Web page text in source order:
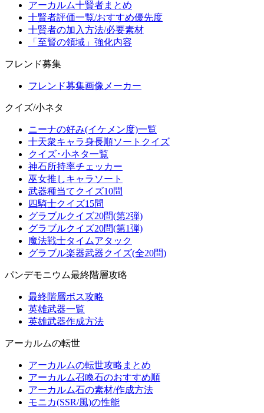
アーカルム十賢者まとめ
十賢者評価一覧/おすすめ優先度
十賢者の加入方法/必要素材
「至賢の領域」強化内容
フレンド募集
フレンド募集画像メーカー
クイズ/小ネタ
ニーナの好み(イケメン度)一覧
十天衆キャラ身長順ソートクイズ
クイズ･小ネタ一覧
神石所持率チェッカー
巫女推しキャラソート
武器種当てクイズ10問
四騎士クイズ15問
グラブルクイズ20問(第2弾)
グラブルクイズ20問(第1弾)
魔法戦士タイムアタック
グラブル楽器武器クイズ(全20問)
パンデモニウム最終階層攻略
最終階層ボス攻略
英雄武器一覧
英雄武器作成方法
アーカルムの転世
アーカルムの転世攻略まとめ
アーカルム召喚石のおすすめ順
アーカルム石の素材/作成方法
モニカ(SSR/風)の性能